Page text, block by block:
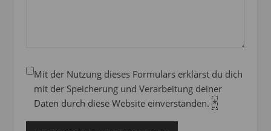
Mit der Nutzung dieses Formulars erklärst du dich
mit der Speicherung und Verarbeitung deiner
Daten durch diese Website einverstanden. *